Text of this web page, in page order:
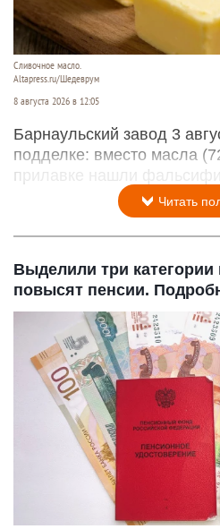
Сливочное масло.
Altapress.ru/Шедеврум
8 августа 2026 в 12:05
Барнаульский завод 3
подделке: вместо масла
прилавке нашли
Читать
Выделили три
повысят пенсии.